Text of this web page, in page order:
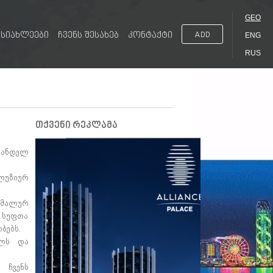
სიახლეები ჩვენს შესახებ კონტაქტი ADD
GEO
ENG
RUS
და
თქვენი რეკლამა